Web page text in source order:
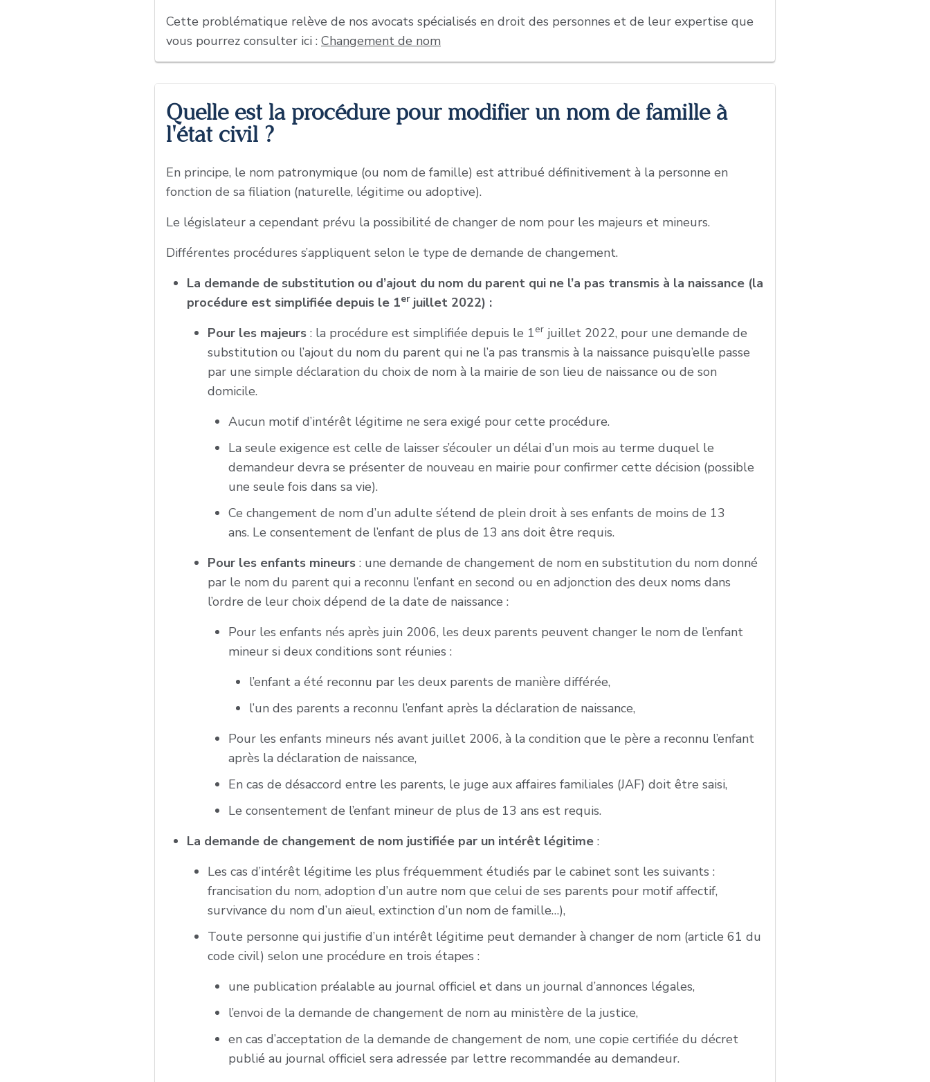
Cette problématique relève de nos avocats spécialisés en droit des personnes et de leur expertise que
vous pourrez consulter ici : Changement de nom
Quelle est la procédure pour modifier un nom de famille à
l'état civil ?
En principe, le nom patronymique (ou nom de famille) est attribué définitivement à la personne en
fonction de sa filiation (naturelle, légitime ou adoptive).
Le législateur a cependant prévu la possibilité de changer de nom pour les majeurs et mineurs.
Différentes procédures s’appliquent selon le type de demande de changement.
La demande de substitution ou d’ajout du nom du parent qui ne l’a pas transmis à la naissance (la
procédure est simplifiée depuis le 1erjuillet 2022) :
Pour les majeurs : la procédure est simplifiée depuis le 1er juillet 2022, pour une demande de
substitution ou l’ajout du nom du parent qui ne l’a pas transmis à la naissance puisqu’elle passe
par une simple déclaration du choix de nom à la mairie de son lieu de naissance ou de son
domicile.
Aucun motif d’intérêt légitime ne sera exigé pour cette procédure.
La seule exigence est celle de laisser s’écouler un délai d’un mois au terme duquel le
demandeur devra se présenter de nouveau en mairie pour confirmer cette décision (possible
une seule fois dans sa vie).
Ce changement de nom d’un adulte s’étend de plein droit à ses enfants de moins de 13
ans. Le consentement de l’enfant de plus de 13 ans doit être requis.
Pour les enfants mineurs : une demande de changement de nom en substitution du nom donné
par le nom du parent qui a reconnu l’enfant en second ou en adjonction des deux noms dans
l’ordre de leur choix dépend de la date de naissance :
Pour les enfants nés après juin 2006, les deux parents peuvent changer le nom de l’enfant
mineur si deux conditions sont réunies :
l’enfant a été reconnu par les deux parents de manière différée,
l’un des parents a reconnu l’enfant après la déclaration de naissance,
Pour les enfants mineurs nés avant juillet 2006, à la condition que le père a reconnu l’enfant
après la déclaration de naissance,
En cas de désaccord entre les parents, le juge aux affaires familiales (JAF) doit être saisi,
Le consentement de l’enfant mineur de plus de 13 ans est requis.
La demande de changement de nom justifiée par un intérêt légitime :
Les cas d’intérêt légitime les plus fréquemment étudiés par le cabinet sont les suivants :
francisation du nom, adoption d’un autre nom que celui de ses parents pour motif affectif,
survivance du nom d’un aïeul, extinction d’un nom de famille…),
Toute personne qui justifie d’un intérêt légitime peut demander à changer de nom (article 61 du
code civil) selon une procédure en trois étapes :
une publication préalable au journal officiel et dans un journal d’annonces légales,
l’envoi de la demande de changement de nom au ministère de la justice,
en cas d’acceptation de la demande de changement de nom, une copie certifiée du décret
publié au journal officiel sera adressée par lettre recommandée au demandeur.